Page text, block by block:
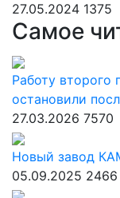
27.05.2024 1375
Самое
Работу второго
остановили
27.03.2026 7570
Новый завод
05.09.2025 2466